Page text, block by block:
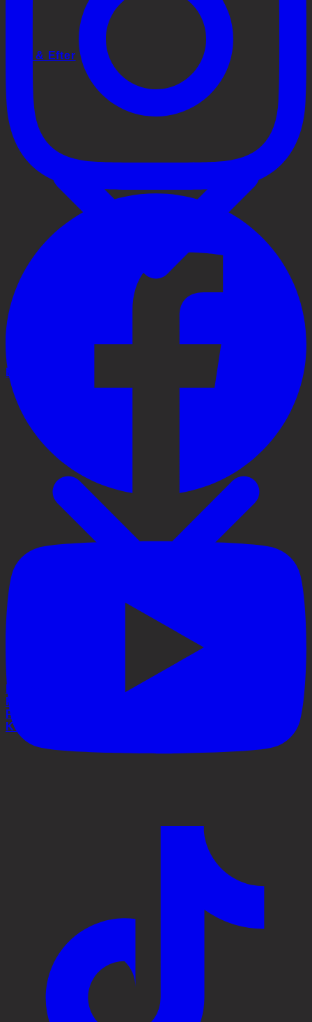
Före & Efter
Behandlingar
Håravfall
Process
Kontakt